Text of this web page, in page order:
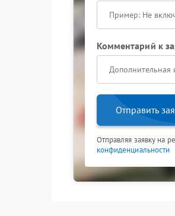
Комментарий к
Отправить
Отправляя заявку на
конфиденциальности